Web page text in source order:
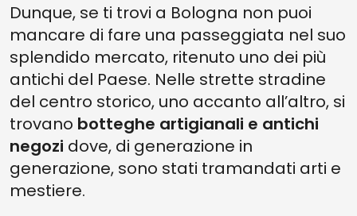
Dunque, se ti trovi a Bologna non puoi
mancare di fare una passeggiata nel suo
splendido mercato, ritenuto uno dei più
antichi del Paese. Nelle strette stradine
del centro storico, uno accanto all’altro, si
trovano botteghe artigianali e antichi
negozi dove, di generazione in
generazione, sono stati tramandati arti e
mestiere.